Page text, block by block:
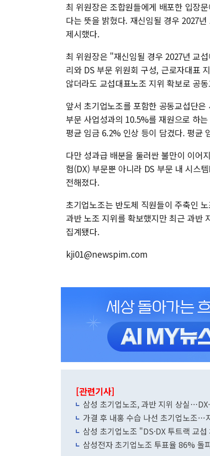
최 위원장은 조합원들에게 배포한 입장
다는 뜻을 밝혔다. 재신임될 경우 2027
제시했다.
최 위원장은 "재신임될 경우 2027년 교
리와 DS 부문 위원회 구성, 근로자대표
않더라도 교섭대표노조 지위 확보로 공
앞서 초기업노조를 포함한 공동교섭단
부문 사업성과의 10.5%를 재원으로 하
평균 임금 6.2% 인상 등이 담겼다. 평균
다만 성과급 배분을 둘러싼 불만이 이어
험(DX) 부문뿐 아니라 DS 부문 내 시스
전해졌다.
초기업노조는 반도체 직원들이 주축인
과반 노조 지위를 확보했지만 최근 과반
집계됐다.
kji01@newspim.com
[관련기사]
삼성 초기업노조, 과반 지위 상실
가결 후 내홍 수습 나선 초기업노조…
삼성 초기업노조 "DS·DX 투트랙 교
삼성전자 초기업노조 투표율 86% 돌